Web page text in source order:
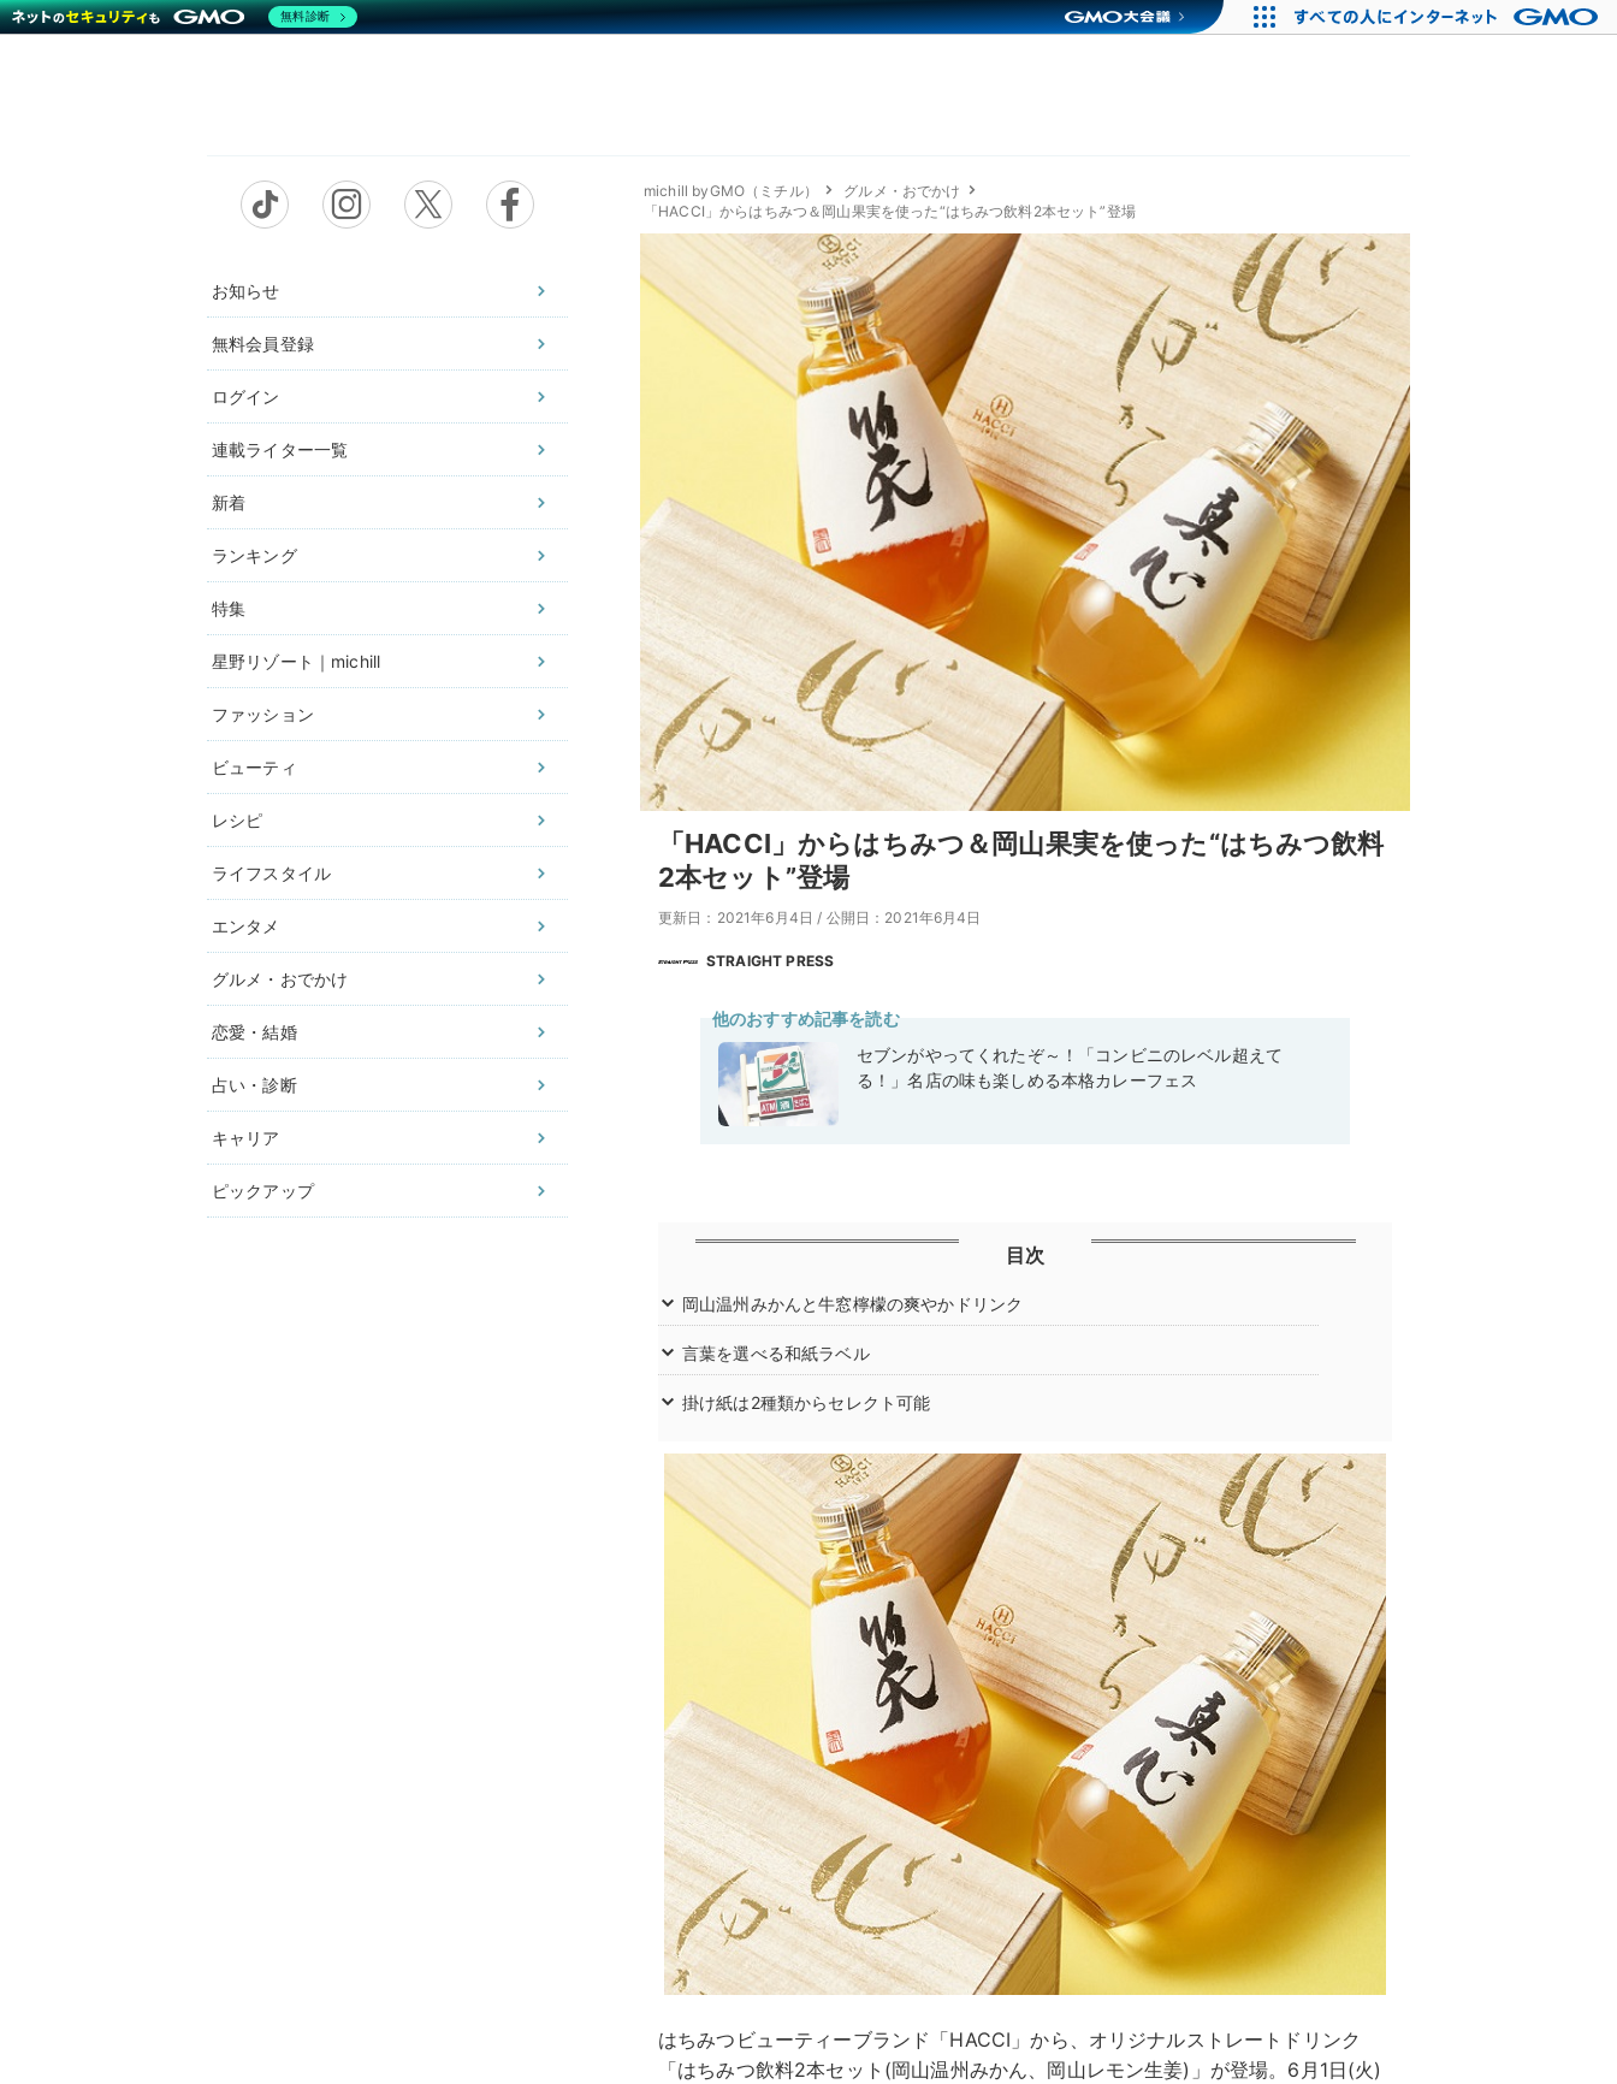
お知らせ
無料会員登録
ログイン
連載ライター一覧
新着
ランキング
特集
星野リゾート｜michill
ファッション
ビューティ
レシピ
ライフスタイル
エンタメ
グルメ・おでかけ
恋愛・結婚
占い・診断
キャリア
ピックアップ
michill byGMO（ミチル）
グルメ・おでかけ
「HACCI」からはちみつ＆岡山果実を使った“はちみつ飲料2本セット”登場
「HACCI」からはちみつ＆岡山果実を使った“はちみつ飲料
2本セット”登場
更新日：2021年6月4日 / 公開日：2021年6月4日
STRAIGHT PRESS
他のおすすめ記事を読む
セブンがやってくれたぞ～！「コンビニのレベル超えて
る！」名店の味も楽しめる本格カレーフェス
目次
岡山温州みかんと牛窓檸檬の爽やかドリンク
言葉を選べる和紙ラベル
掛け紙は2種類からセレクト可能
はちみつビューティーブランド「HACCI」から、オリジナルストレートドリンク
「はちみつ飲料2本セット(岡山温州みかん、岡山レモン生姜)」が登場。6月1日(火)
無料診断